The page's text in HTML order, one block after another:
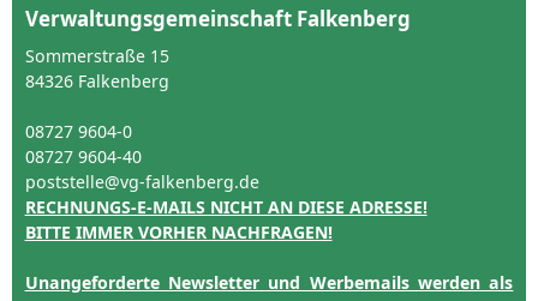
Verwaltungsgemeinschaft Falkenberg
Sommerstraße 15
84326 Falkenberg
08727 9604-0
08727 9604-40
poststelle@vg-falkenberg.de
RECHNUNGS-E-MAILS NICHT AN DIESE ADRESSE!
BITTE IMMER VORHER NACHFRAGEN!
Unangeforderte Newsletter und Werbemails werden als